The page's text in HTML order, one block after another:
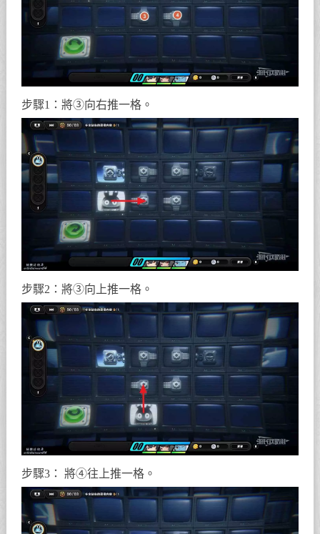
步驟1：將③向右推一格。
步驟2：將③向上推一格。
步驟3： 將④往上推一格。